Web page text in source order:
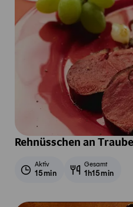
Rehnüsschen an
Aktiv
15min
Gesamt
1h15min